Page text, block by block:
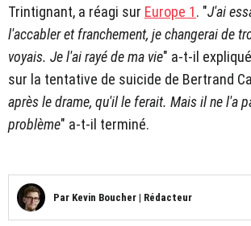
Trintignant, a réagi sur Europe 1. "J'ai
l'accabler et franchement, je changerai de
voyais. Je l'ai rayé de ma vie" a-t-il
sur la tentative de suicide de Bertrand
après le drame, qu'il le ferait. Mais il ne l'a
problème" a-t-il terminé.
Par Kevin Boucher | Rédacteur